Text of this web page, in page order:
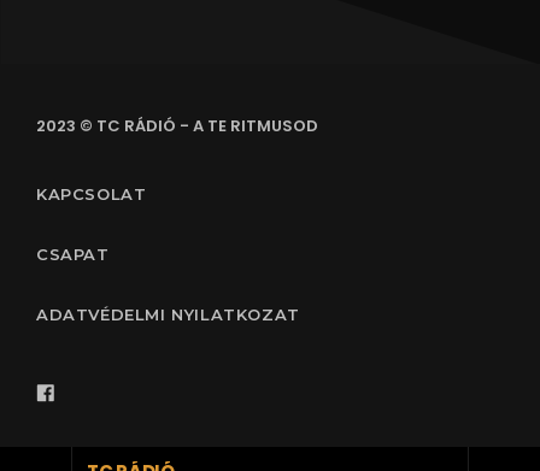
2023 © TC RÁDIÓ - A TE RITMUSOD
KAPCSOLAT
CSAPAT
ADATVÉDELMI NYILATKOZAT